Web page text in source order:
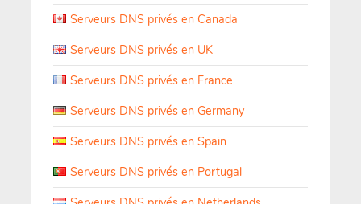
Serveurs DNS privés en Canada
Serveurs DNS privés en UK
Serveurs DNS privés en France
Serveurs DNS privés en Germany
Serveurs DNS privés en Spain
Serveurs DNS privés en Portugal